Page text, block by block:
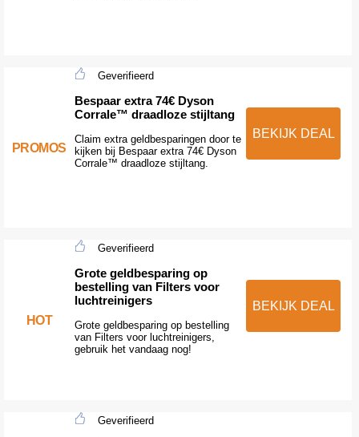
PROMOS
Geverifieerd
Bespaar extra 74€ Dyson
Corrale™ draadloze stijltang
Claim extra geldbesparingen door te
kijken bij Bespaar extra 74€ Dyson
Corrale™ draadloze stijltang.
BEKIJK DEAL
HOT
Geverifieerd
Grote geldbesparing op
bestelling van Filters voor
luchtreinigers
Grote geldbesparing op bestelling
van Filters voor luchtreinigers,
gebruik het vandaag nog!
BEKIJK DEAL
Geverifieerd